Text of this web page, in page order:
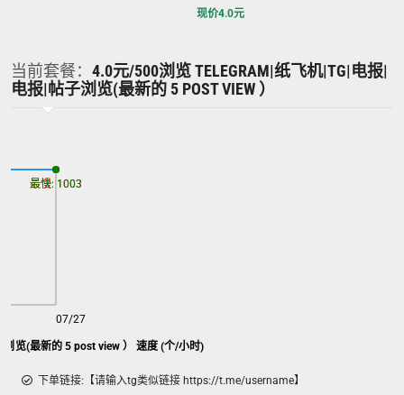
现价4.0元
当前套餐： 4.0元/500浏览 TELEGRAM|纸飞机|TG|电报|
电报|帖子浏览(最新的 5 POST VIEW ）
浏览(最新的 5 post view ） 速度 (个/小时)
07/27
最慢: 1003
最快: 1003
下单链接:【请输入tg类似链接 https://t.me/username】